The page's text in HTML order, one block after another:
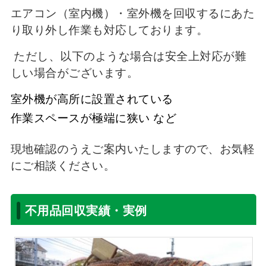
エアコン（室内機）・室外機を回収するにあた
り取り外し作業も対応しております。
ただし、以下のような場合は安全上対応が難
しい場合がございます。
室外機が高所に設置されている
作業スペースが極端に狭い など
現地確認のうえご案内いたしますので、お気軽
にご相談ください。
不用品回収実績・実例